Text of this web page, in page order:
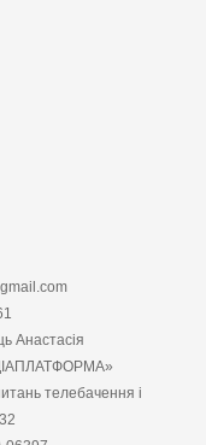
Анастасія
телебачення і